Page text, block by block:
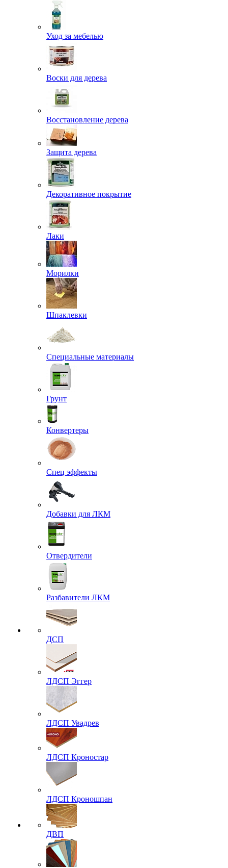
Уход за мебелью
Воски для дерева
Восстановление дерева
Защита дерева
Декоративное покрытие
Лаки
Морилки
Шпаклевки
Специальные материалы
Грунт
Конвертеры
Спец эффекты
Добавки для ЛКМ
Отвердители
Разбавители ЛКМ
ДСП
ЛДСП Эггер
ЛДСП Увадрев
ЛДСП Кроностар
ЛДСП Кроношпан
ДВП